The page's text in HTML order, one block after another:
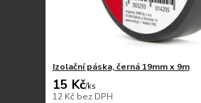
Izolační páska, černá 19mm x 9m
15 Kč/ks
12 Kč bez DPH